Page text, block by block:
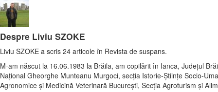
Despre Liviu SZOKE
Liviu SZOKE a scris 24 articole în Revista de suspans.
M-am născut la 16.06.1983 la Brăila, am copilărit în Ianca, Județul
Național Gheorghe Munteanu Murgoci, secția Istorie-Științe Socio-
Agronomice și Medicină Veterinară București, Secția Agroturism și